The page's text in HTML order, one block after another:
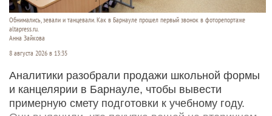
Обнимались, зевали и танцевали. Как в Барнауле прошел первый звонок в фоторепортаже
altapress.ru.
Анна Зайкова
8 августа 2026 в 13:35
Аналитики разобрали продажи школьной формы
и канцелярии в Барнауле, чтобы вывести
примерную смету подготовки к учебному году.